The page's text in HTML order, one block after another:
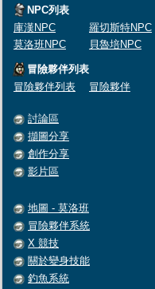
NPC列表
庫漢NPC
羅切斯特NPC
莫洛班NPC
貝魯培NPC
冒險夥伴列表
冒險夥伴列表
冒險夥伴
討論區
擷圖分享
創作分享
影片區
地圖 - 莫洛班
冒險夥伴系統
X 競技
關於變身技能
釣魚系統